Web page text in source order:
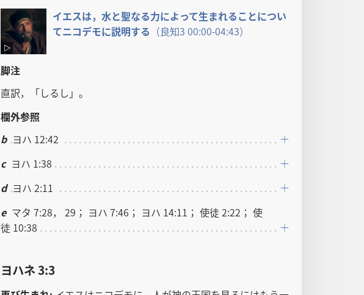
イエス​は，水​と​聖​なる​力​に​よっ​て​生ま​れる​こと​に​つい​
て​ニコデモ​に​説明​する （良知​3 00:00-04:43）
脚注
直訳，「しるし」。
欄外参照
b ヨハ 12:42
c ヨハ 1:38
d ヨハ 2:11
e マタ 7:28， 29； ヨハ 7:46； ヨハ 14:11； 使徒 2:22； 使
徒 10:38
ヨハネ 3:3